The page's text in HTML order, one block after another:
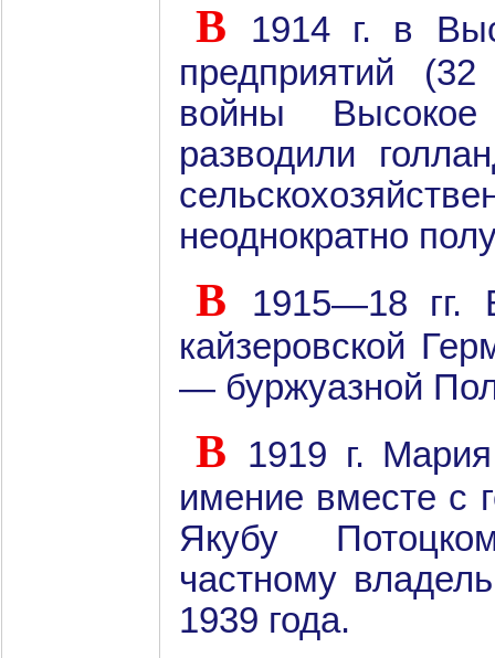
В
1914 г. в
предприятий
войны
разводили
неоднократно
В
1915—18 гг.
кайзеровской
— буржуазной
В
1919 г.
имение вместе с
Якубу
частному
1939 года.